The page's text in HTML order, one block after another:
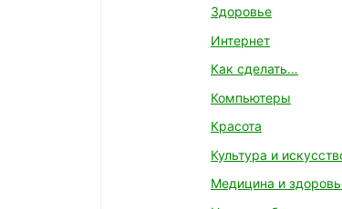
Здоровье
Интернет
Как сделать…
Компьютеры
Красота
Культура и
Медицина и